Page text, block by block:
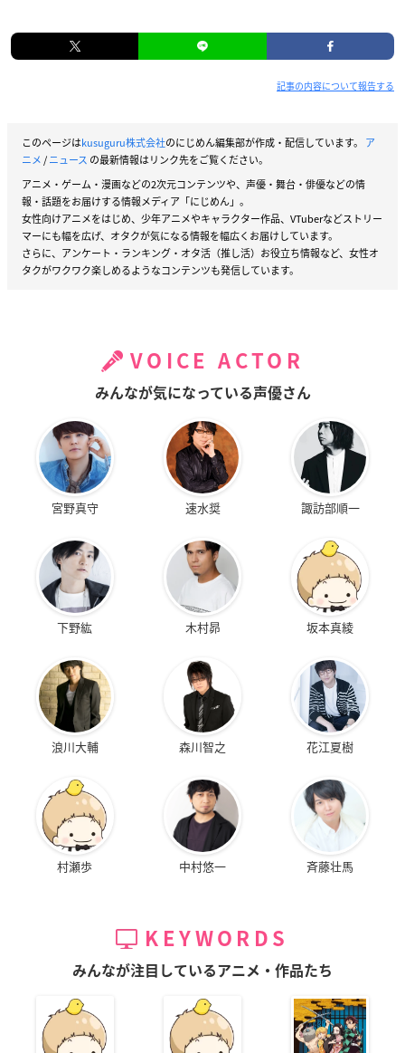
記事の内容について報告する
このページはkusuguru株式会社のにじめん編集部が作成・配信しています。 ア
ニメ/ニュース の最新情報はリンク先をご覧ください。
アニメ・ゲーム・漫画などの2次元コンテンツや、声優・舞台・俳優などの情
報・話題をお届けする情報メディア「にじめん」。
女性向けアニメをはじめ、少年アニメやキャラクター作品、VTuberなどストリー
マーにも幅を広げ、オタクが気になる情報を幅広くお届けしています。
さらに、アンケート・ランキング・オタ活（推し活）お役立ち情報など、女性オ
タクがワクワク楽しめるようなコンテンツも発信しています。
VOICE ACTOR
みんなが気になっている声優さん
宮野真守 速水奨 諏訪部順一
下野紘 木村昴 坂本真綾
浪川大輔 森川智之 花江夏樹
村瀬歩 中村悠一 斉藤壮馬
KEYWORDS
みんなが注目しているアニメ・作品たち